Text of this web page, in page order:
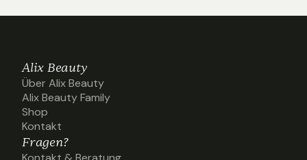
Alix Beauty
Über Alix Beauty
Über Alix Beauty
Alix Beauty Family
Alix Beauty Family
Shop
Shop
Kontakt
Kontakt
Fragen?